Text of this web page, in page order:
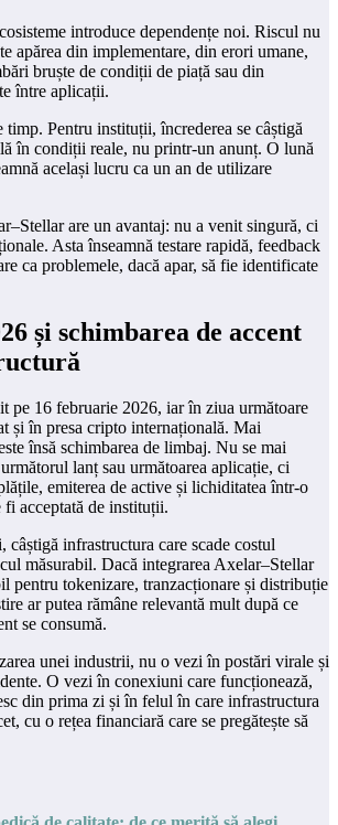
introduce dependențe noi. Riscul nu
apărea din implementare, din erori umane,
bruște de condiții de piață sau din
între aplicații.
Pentru instituții, încrederea se câștigă
în condiții reale, nu printr-un anunț. O lună
același lucru ca un an de utilizare
are un avantaj: nu a venit singură, ci
Asta înseamnă testare rapidă, feedback
ca problemele, dacă apar, să fie identificate
și schimbarea de accent
pe 16 februarie 2026, iar în ziua următoare
și în presa cripto internațională. Mai
însă schimbarea de limbaj. Nu se mai
lanț sau următoarea aplicație, ci
emiterea de active și lichiditatea într-o
fi acceptată de instituții.
câștigă infrastructura care scade costul
măsurabil. Dacă integrarea Axelar–Stellar
pentru tokenizare, tranzacționare și distribuție
ar putea rămâne relevantă mult după ce
se consumă.
unei industrii, nu o vezi în postări virale și
O vezi în conexiuni care funcționează,
din prima zi și în felul în care infrastructura
cu o rețea financiară care se pregătește să